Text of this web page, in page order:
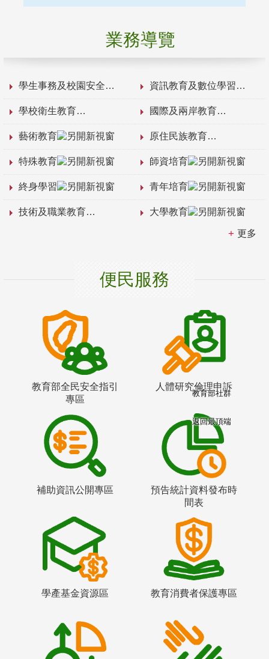
業務導覽
學生事務及校園安全 資訊教育及數位學習
學校衛生教育 國際及兩岸教育
藝術教育 原住民族教育
特殊教育 師資培育
終身學習 青年培育
技術及職業教育 大學教育
更多
便民服務
教育部全民安全指引
專區
人體研究倫理申訴
補助資訊公開專區
預告統計資料發布時
間表
學產基金資源區 教育消費者保護專區
教育部社群
返回最頂端